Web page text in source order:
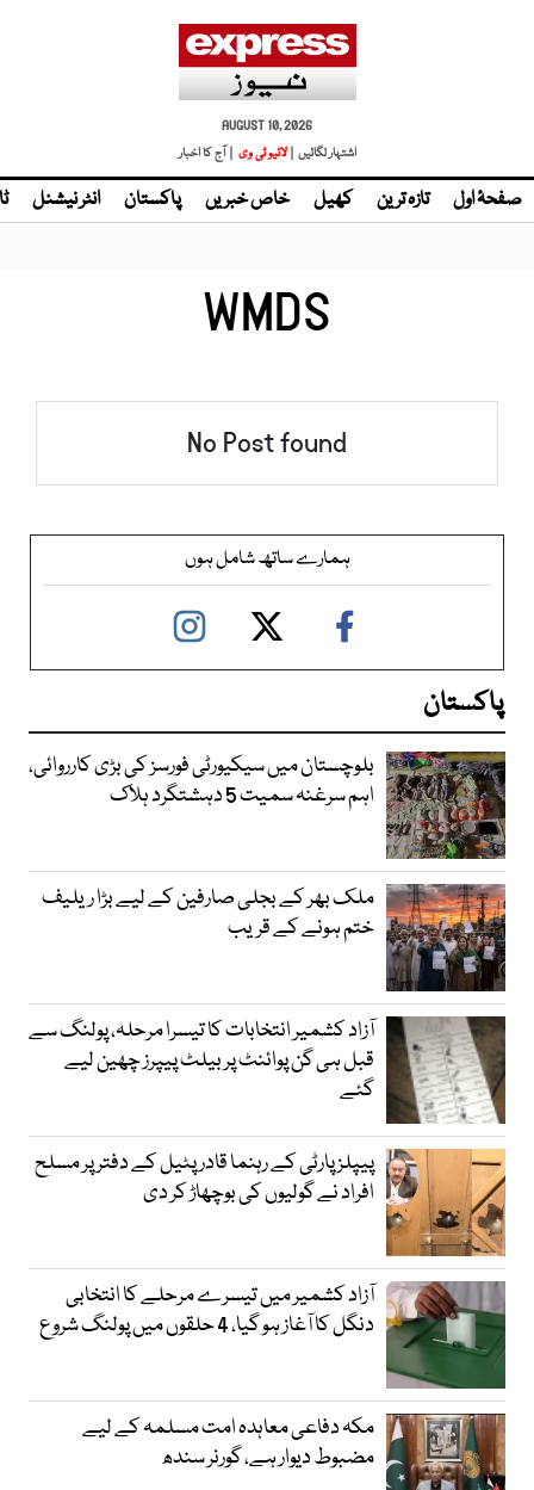
AUGUST 10, 2026
اشتہار لگائیں | لائیو ٹی وی | آج کا اخبار
صفحۂ اول تازہ ترین کھیل خاص خبریں پاکستان انٹر نیشنل
WMDS
No Post found
ہمارے ساتھ شامل ہوں
پاکستان
بلوچستان میں سیکیورٹی فورسز کی بڑی کارروائی،
اہم سرغنہ سمیت 5 دہشتگرد ہلاک
ملک بھر کے بجلی صارفین کے لیے بڑا ریلیف
ختم ہونے کے قریب
آزاد کشمیر انتخابات کا تیسرا مرحلہ، پولنگ سے
قبل ہی گن پوائنٹ پر بیلٹ پیپرز چھین لیے
گئے
پیپلز پارٹی کے رہنما قادر پٹیل کے دفتر پر مسلح
افراد نے گولیوں کی بوچھاڑ کر دی
آزاد کشمیر میں تیسرے مرحلے کا انتخابی
دنگل کا آغاز ہو گیا، 4 حلقوں میں پولنگ شروع
مکہ دفاعی معاہدہ امت مسلمہ کے لیے
مضبوط دیوار ہے، گورنر سندھ